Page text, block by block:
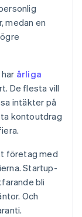
medan en
årliga
De flesta vill
intäkter på
kontoutdrag
företag med
Startup-
bli
Och